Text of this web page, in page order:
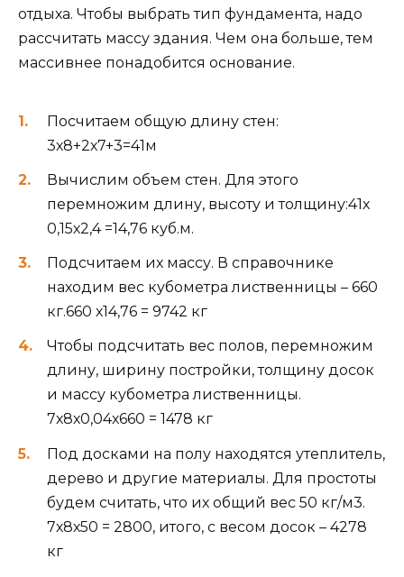
отдыха. Чтобы выбрать тип фундамента, надо
рассчитать массу здания. Чем она больше, тем
массивнее понадобится основание.
Посчитаем общую длину стен:
3х8+2х7+3=41м
Вычислим объем стен. Для этого
перемножим длину, высоту и толщину:41х
0,15х2,4 =14,76 куб.м.
Подсчитаем их массу. В справочнике
находим вес кубометра лиственницы – 660
кг.660 х14,76 = 9742 кг
Чтобы подсчитать вес полов, перемножим
длину, ширину постройки, толщину досок
и массу кубометра лиственницы.
7х8х0,04х660 = 1478 кг
Под досками на полу находятся утеплитель,
дерево и другие материалы. Для простоты
будем считать, что их общий вес 50 кг/м3.
7х8х50 = 2800, итого, с весом досок – 4278
кг